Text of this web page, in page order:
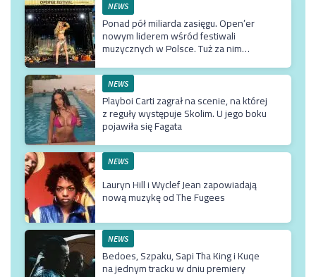
NEWS
Ponad pół miliarda zasięgu. Open’er
nowym liderem wśród festiwali
muzycznych w Polsce. Tuż za nim
NEWS
Playboi Carti zagrał na scenie, na której
z reguły występuje Skolim. U jego boku
pojawiła się Fagata
NEWS
Lauryn Hill i Wyclef Jean zapowiadają
nową muzykę od The Fugees
NEWS
Bedoes, Szpaku, Sapi Tha King i Kuqe
na jednym tracku w dniu premiery